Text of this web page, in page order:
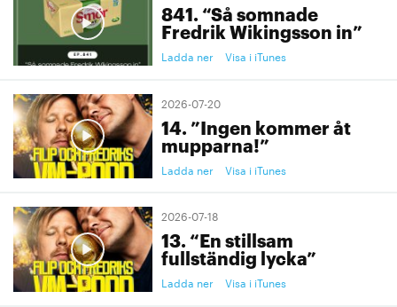
841. “Så somnade
Fredrik Wikingsson in”
Ladda ner Visa i iTunes
2026-07-20
14. ”Ingen kommer åt
mupparna!”
Ladda ner Visa i iTunes
2026-07-18
13. “En stillsam
fullständig lycka”
Ladda ner Visa i iTunes